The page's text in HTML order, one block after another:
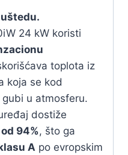
24 kW koristi
toplota iz
koja se kod
u atmosferu.
dostiže
94%, što ga
A po evropskim